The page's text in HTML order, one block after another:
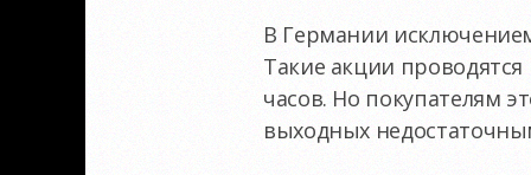
В Германии
Такие акции проводятся
часов. Но покупателям
выходных